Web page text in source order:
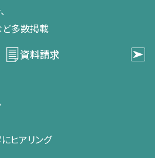
多数掲載
資料請求
ヒアリング